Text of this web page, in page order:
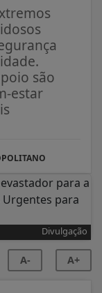
são
estar
Divulgação
A- A+